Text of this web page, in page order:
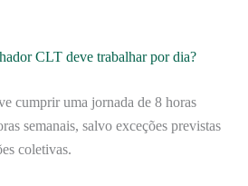
CLT deve trabalhar por dia?
cumprir uma jornada de 8 horas
semanais, salvo exceções previstas
coletivas.